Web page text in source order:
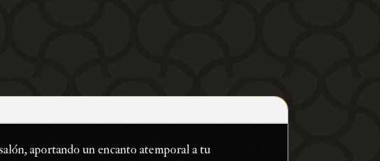
aportando un encanto atemporal a tu